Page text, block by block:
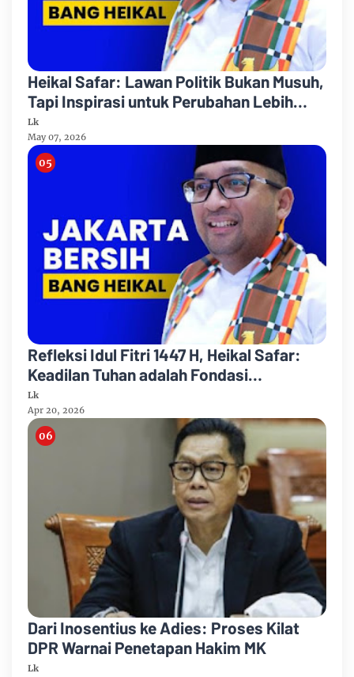
Heikal Safar: Lawan Politik Bukan Musuh,
Tapi Inspirasi untuk Perubahan Lebih
Baik
Lk
May 07, 2026
Refleksi Idul Fitri 1447 H, Heikal Safar:
Keadilan Tuhan adalah Fondasi
Menyelaraskan Peradaban dan
Perbedaan
Lk
Apr 20, 2026
Dari Inosentius ke Adies: Proses Kilat
DPR Warnai Penetapan Hakim MK
Lk